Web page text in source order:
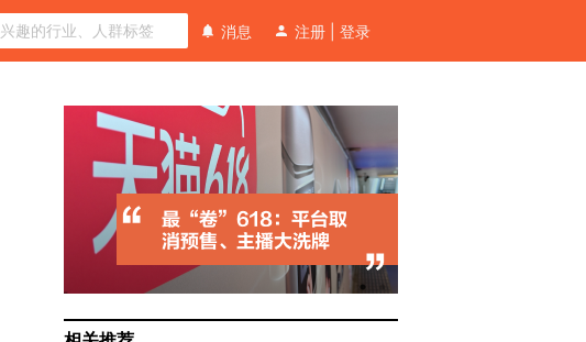
消息 注册 登录